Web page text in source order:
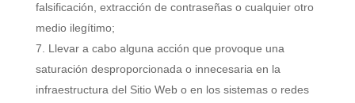
falsificación, extracción de contraseñas o cualquier otro
medio ilegítimo;
Llevar a cabo alguna acción que provoque una
saturación desproporcionada o innecesaria en la
infraestructura del Sitio Web o en los sistemas o redes